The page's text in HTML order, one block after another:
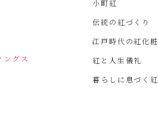
ングス
小町紅
伝統の紅づくり
江戸時代の紅化粧
紅と人生儀礼
暮らしに息づく紅